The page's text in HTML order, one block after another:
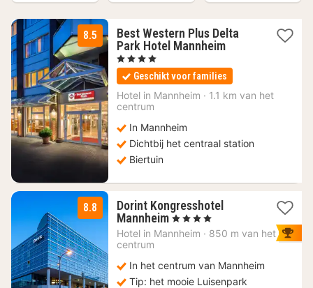
8.5
Best Western Plus Delta
Park Hotel Mannheim2
vanaf
72,11
€
, 4 Sterren
Geschikt voor families
Hotel in Mannheim · 1.1 km van het
centrum
In Mannheim
Dichtbij het centraal station
Biertuin
8.8
Dorint Kongresshotel
Mannheim1
nacht
€
, 4 Sterren
Hotel in Mannheim · 850 m van het
centrum
In het centrum van Mannheim
Tip: het mooie Luisenpark